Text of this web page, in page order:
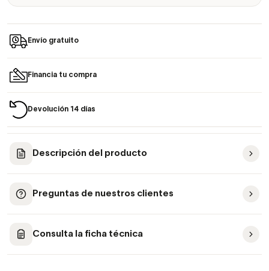
Envío gratuito
Financia tu compra
Devolución 14 días
Descripción del producto
Preguntas de nuestros clientes
Consulta la ficha técnica